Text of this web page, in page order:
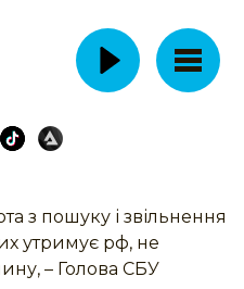
з пошуку і звільнення
утримує рф, не
– Голова СБУ